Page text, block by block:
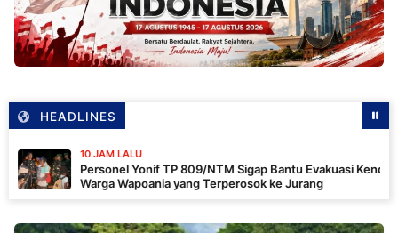
HEADLINES
10 JAM LALU
Personel Yonif TP 809/NTM Sigap Bantu Evakuasi Kendaraan
Warga Wapoania yang Terperosok ke Jurang